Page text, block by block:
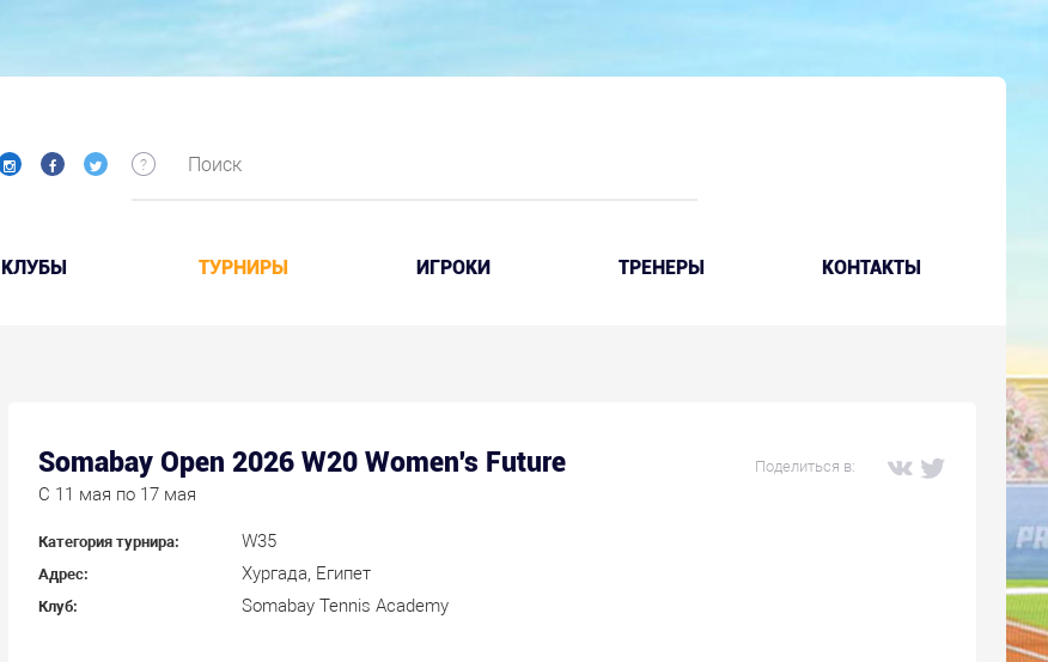
КЛУБЫ ТУРНИРЫ ИГРОКИ ТРЕНЕРЫ КОНТАКТЫ
Поделиться в:
Somabay Open 2026 W20 Women's Future
C 11 мая по 17 мая
Категория турнира: W35
Адрес: Хургада, Египет
Клуб: Somabay Tennis Academy